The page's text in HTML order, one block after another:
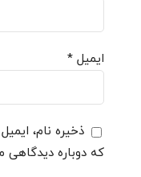
ایمیل *
ذخیره نام،
که دوباره دیدگاهی